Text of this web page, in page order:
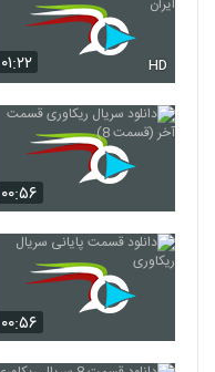
۰۱:۲۲ HD
۰۰:۵۶
۰۰:۵۶